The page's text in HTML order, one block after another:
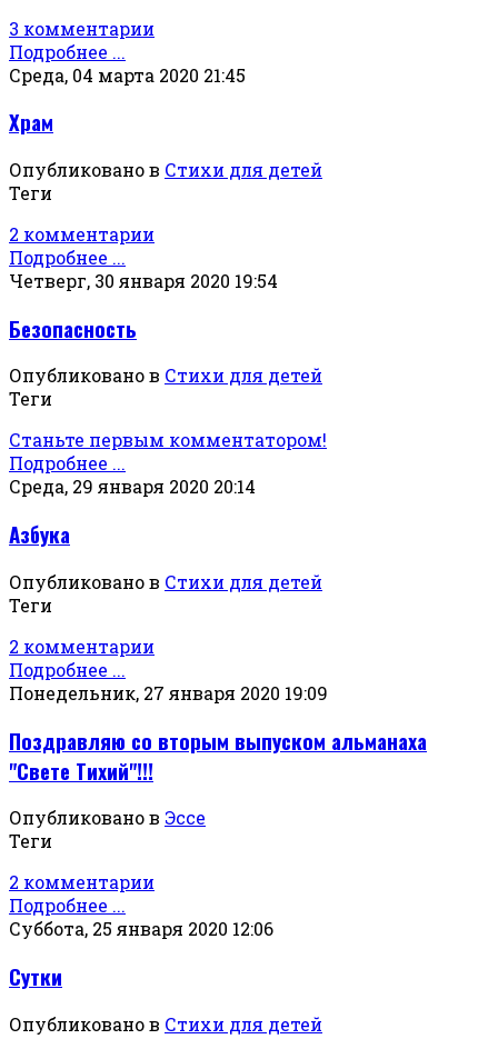
3 комментарии
Подробнее ...
Среда, 04 марта 2020 21:45
Храм
Опубликовано в Стихи для детей
Теги
2 комментарии
Подробнее ...
Четверг, 30 января 2020 19:54
Безопасность
Опубликовано в Стихи для детей
Теги
Станьте первым комментатором!
Подробнее ...
Среда, 29 января 2020 20:14
Азбука
Опубликовано в Стихи для детей
Теги
2 комментарии
Подробнее ...
Понедельник, 27 января 2020 19:09
Поздравляю со вторым выпуском альманаха
"Свете Тихий"!!!
Опубликовано в Эссе
Теги
2 комментарии
Подробнее ...
Суббота, 25 января 2020 12:06
Сутки
Опубликовано в Стихи для детей